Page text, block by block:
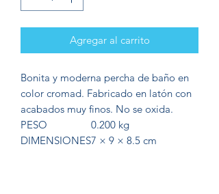
Agregar al carrito
Bonita y moderna percha de baño en
color cromad. Fabricado en latón con
acabados muy finos. No se oxida.
PESO
0.200 kg
DIMENSIONES7 × 9 × 8.5 cm